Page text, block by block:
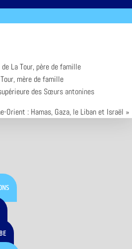
La Tour, père de famille
mère de famille
des Sœurs antonines
Orient : Hamas, Gaza, le Liban et Israël »